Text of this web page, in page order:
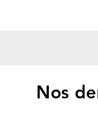
Nos